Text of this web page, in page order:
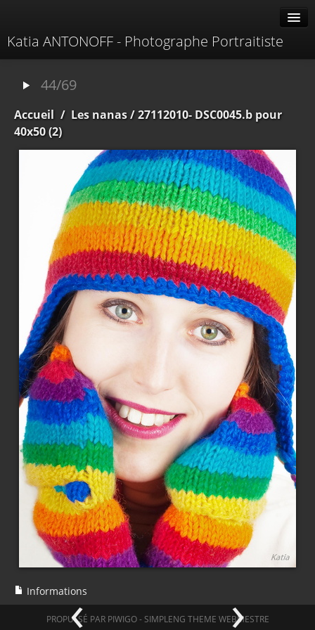
Katia ANTONOFF - Photographe Portraitiste
À propos
Contacter
44/69
Accueil / Les nanas/ 27112010- DSC0045.b pour
40x50 (2)
‹ ›
Informations
PROPULSÉ PAR PIWIGO- SIMPLENG THEME WEBMESTRE